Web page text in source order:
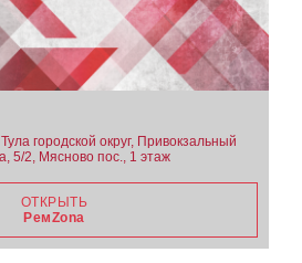
городской округ, Привокзальный
5/2, Мясново пос., 1 этаж
ОТКРЫТЬ
РемZona